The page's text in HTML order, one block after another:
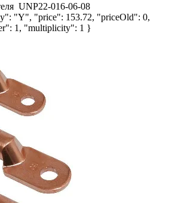
UNP22-016-06-08
"Y", "price": 153.72, "priceOld": 0,
1, "multiplicity": 1 }